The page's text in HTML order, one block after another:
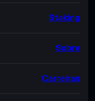
Staking
Sobre
Carreiras